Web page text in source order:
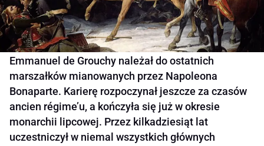
Emmanuel de Grouchy należał do ostatnich
marszałków mianowanych przez Napoleona
Bonaparte. Karierę rozpoczynał jeszcze za czasów
ancien régime’u, a kończyła się już w okresie
monarchii lipcowej. Przez kilkadziesiąt lat
uczestniczył w niemal wszystkich głównych